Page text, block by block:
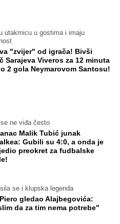
utakmicu u gostima i imaju
"zvijer" od igrača! Bivši
Sarajeva Viveros za 12 minuta
2 gola Neymarovom Santosu!
ne viđa često
Malik Tubić junak
Gubili su 4:0, a onda je
preokret za fudbalske
se i klupska legenda
gledao Alajbegovića:
da za tim nema potrebe"